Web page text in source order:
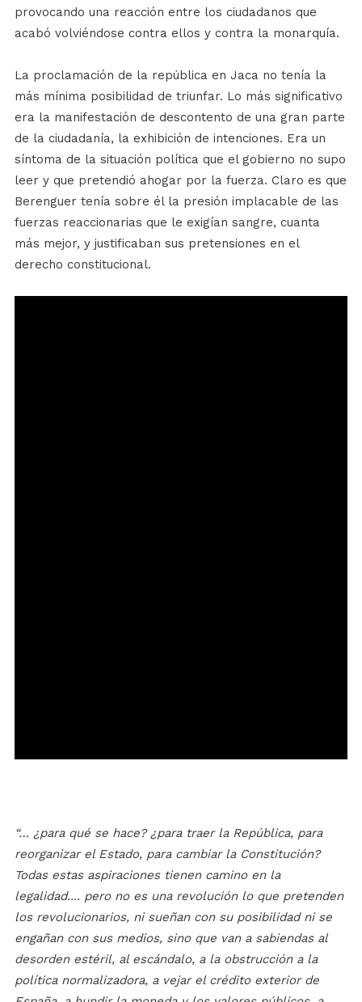
provocando una reacción entre los ciudadanos que
acabó volviéndose contra ellos y contra la monarquía.
La proclamación de la república en Jaca no tenía la
más mínima posibilidad de triunfar. Lo más significativo
era la manifestación de descontento de una gran parte
de la ciudadanía, la exhibición de intenciones. Era un
síntoma de la situación política que el gobierno no supo
leer y que pretendió ahogar por la fuerza. Claro es que
Berenguer tenía sobre él la presión implacable de las
fuerzas reaccionarias que le exigían sangre, cuanta
más mejor, y justificaban sus pretensiones en el
derecho constitucional.
“… ¿para qué se hace? ¿para traer la República, para
reorganizar el Estado, para cambiar la Constitución?
Todas estas aspiraciones tienen camino en la
legalidad.... pero no es una revolución lo que pretenden
los revolucionarios, ni sueñan con su posibilidad ni se
engañan con sus medios, sino que van a sabiendas al
desorden estéril, al escándalo, a la obstrucción a la
política normalizadora, a vejar el crédito exterior de